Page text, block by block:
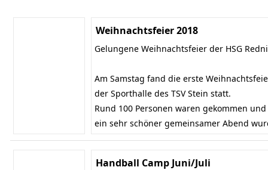
Weihnachtsfeier 2018
Gelungene Weihnachtsfeier der HSG
Am Samstag fand die erste
der Sporthalle des TSV Stein statt.
Rund 100 Personen waren gekommen
ein sehr schöner gemeinsamer Abend
Handball Camp Juni/Juli